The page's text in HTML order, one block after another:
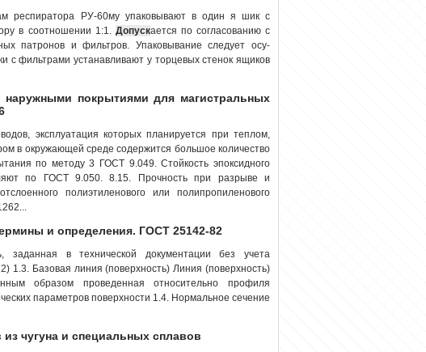
респиратора РУ-60му упаковывают в один я шик с
в соотношении 1:1. Допускается по согласованию с
патронов и фильтров. Упаковывание следует осу­
с фильтрами устанавливают у торцевых стенок ящиков
покрытиями для магистральных
эксплуатация которых планируется при теплом,
в окружающей среде содержится большое количество
по методу 3 ГОСТ 9.049. Стойкость эпоксидного
по ГОСТ 9.050. 8.15. Прочность при разрыве и
полиэтиленового или полипропиленового
и определения. ГОСТ 25142-82
заданная в технической документации без учета
1.3. Базовая линия (по­верхность) Линия (поверхность)
образом проведенная относительно профиля
параметров поверхности 1.4. Нормальное сечение
чугуна и специальных сплавов